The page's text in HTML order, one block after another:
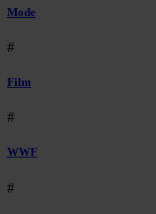
Mode
#
Film
#
WWF
#